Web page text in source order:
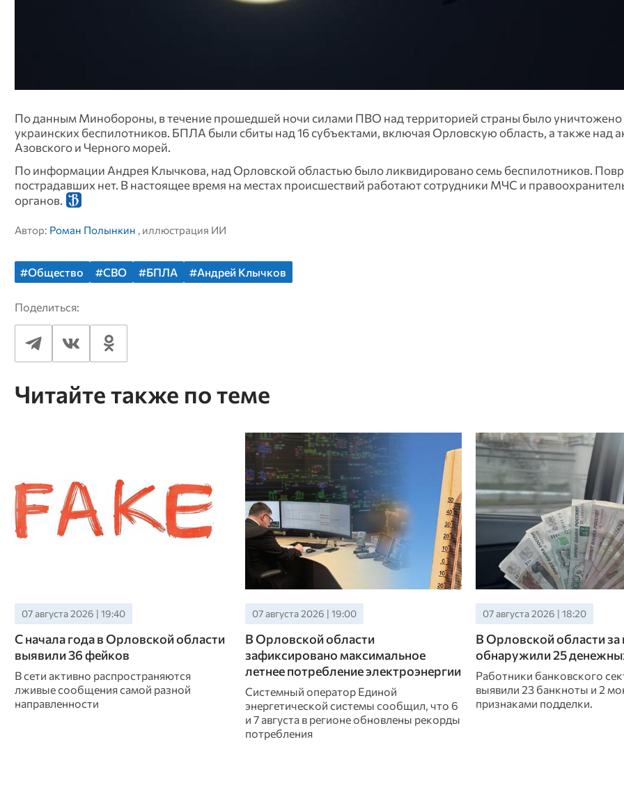
По данным Минобороны, в течение прошедшей ночи силами ПВО над территорией страны было уничтожено
украинских беспилотников. БПЛА были сбиты над 16 субъектами, включая Орловскую область, а также над
Азовского и Черного морей.
По информации Андрея Клычкова, над Орловской областью было ликвидировано семь беспилотников.
пострадавших нет. В настоящее время на местах происшествий работают сотрудники МЧС и
органов.
Автор: Роман Полынкин , иллюстрация ИИ
#Общество #СВО #БПЛА #Андрей Клычков
Поделиться:
Читайте также по теме
07 августа 2026 | 19:40
С начала года в Орловской области
выявили 36 фейков
В сети активно распространяются
лживые сообщения самой разной
направленности
07 августа 2026 | 19:00
В Орловской области
зафиксировано максимальное
летнее потребление электроэнергии
Системный оператор Единой
энергетической системы сообщил, что 6
и 7 августа в регионе обновлены рекорды
потребления
07 августа 2026 | 18:20
В Орловской области за
обнаружили 25
Работники банковского
выявили 23 банкноты и 2
признаками подделки.